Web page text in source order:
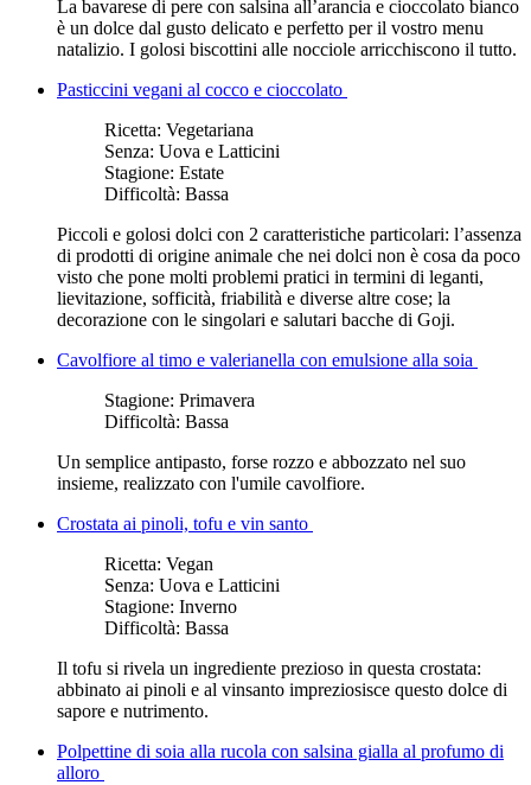
La bavarese di pere con salsina all’arancia e cioccolato bianco
è un dolce dal gusto delicato e perfetto per il vostro menu
natalizio. I golosi biscottini alle nocciole arricchiscono il tutto.
Pasticcini vegani al cocco e cioccolato
Ricetta: Vegetariana
Senza: Uova e Latticini
Stagione: Estate
Difficoltà: Bassa
Piccoli e golosi dolci con 2 caratteristiche particolari: l’assenza
di prodotti di origine animale che nei dolci non è cosa da poco
visto che pone molti problemi pratici in termini di leganti,
lievitazione, sofficità, friabilità e diverse altre cose; la
decorazione con le singolari e salutari bacche di Goji.
Cavolfiore al timo e valerianella con emulsione alla soia
Stagione: Primavera
Difficoltà: Bassa
Un semplice antipasto, forse rozzo e abbozzato nel suo
insieme, realizzato con l'umile cavolfiore.
Crostata ai pinoli, tofu e vin santo
Ricetta: Vegan
Senza: Uova e Latticini
Stagione: Inverno
Difficoltà: Bassa
Il tofu si rivela un ingrediente prezioso in questa crostata:
abbinato ai pinoli e al vinsanto impreziosisce questo dolce di
sapore e nutrimento.
Polpettine di soia alla rucola con salsina gialla al profumo di
alloro